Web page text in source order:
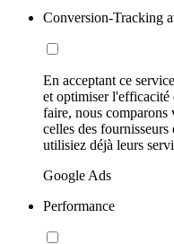
Conversion-Tracking
En acceptant ce
et optimiser l'efficacité
faire, nous comparons
celles des
utilisiez déjà leurs
Google Ads
Performance